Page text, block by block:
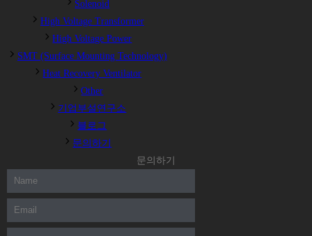
Solenoid
High Voltage Transformer
High Voltage Power
SMT (Surface Mounting Technology)
Heat Recovery Ventilator
Other
기업부설연구소
블로그
문의하기
문의하기